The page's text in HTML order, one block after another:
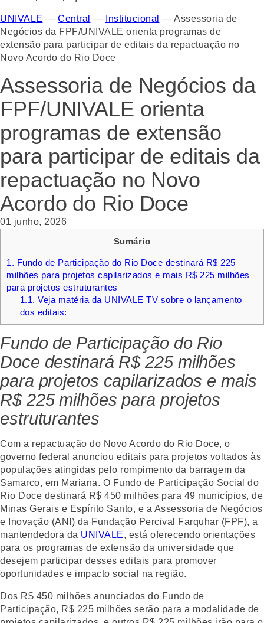
UNIVALE — Central — Institucional — Assessoria de
Negócios da FPF/UNIVALE orienta programas de
extensão para participar de editais da repactuação no
Novo Acordo do Rio Doce
Assessoria de Negócios da
FPF/UNIVALE orienta
programas de extensão
para participar de editais da
repactuação no Novo
Acordo do Rio Doce
01 junho, 2026
Sumário
1. Fundo de Participação do Rio Doce destinará R$ 225
milhões para projetos capilarizados e mais R$ 225 milhões
para projetos estruturantes
1.1. Veja matéria da UNIVALE TV sobre o lançamento
dos editais:
Fundo de Participação do Rio
Doce destinará R$ 225 milhões
para projetos capilarizados e mais
R$ 225 milhões para projetos
estruturantes
Com a repactuação do Novo Acordo do Rio Doce, o
governo federal anunciou editais para projetos voltados às
populações atingidas pelo rompimento da barragem da
Samarco, em Mariana. O Fundo de Participação Social do
Rio Doce destinará R$ 450 milhões para 49 municípios, de
Minas Gerais e Espírito Santo, e a Assessoria de Negócios
e Inovação (ANI) da Fundação Percival Farquhar (FPF), a
mantendedora da UNIVALE, está oferecendo orientações
para os programas de extensão da universidade que
desejem participar desses editais para promover
oportunidades e impacto social na região.
Dos R$ 450 milhões anunciados do Fundo de
Participação, R$ 225 milhões serão para a modalidade de